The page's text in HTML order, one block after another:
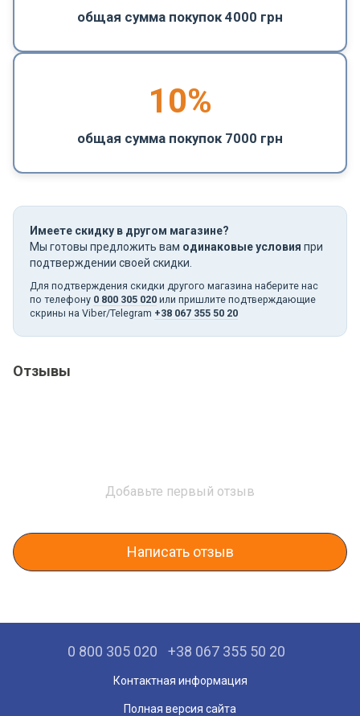
общая сумма покупок 4000 грн
10%
общая сумма покупок 7000 грн
Имеете скидку в другом магазине?
Мы готовы предложить вам одинаковые условия при
подтверждении своей скидки.
Для подтверждения скидки другого магазина наберите нас
по телефону 0 800 305 020 или пришлите подтверждающие
скрины на Viber/Telegram +38 067 355 50 20
Отзывы
Добавьте первый отзыв
Написать отзыв
0 800 305 020 +38 067 355 50 20
Контактная информация
Полная версия сайта